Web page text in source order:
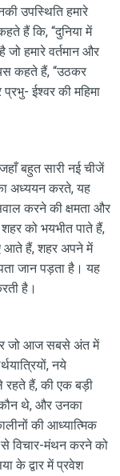
उपस्थिति हमारे
हैं कि, “दुनिया में
जो हमारे वर्तमान और
कहते हैं, “उठकर
ईश्वर की महिमा
बहुत सारी नई चीजें
अध्ययन करते, यह
करने की क्षमता और
को भयभीत पाते हैं,
आते हैं, शहर अपने में
जान पड़ता है। यह
है।
जो आज सबसे अंत में
नये
हैं, की एक बड़ी
थे, और उनका
की आध्यात्मिक
विचार-मंथन करने को
के द्वार में प्रवेश